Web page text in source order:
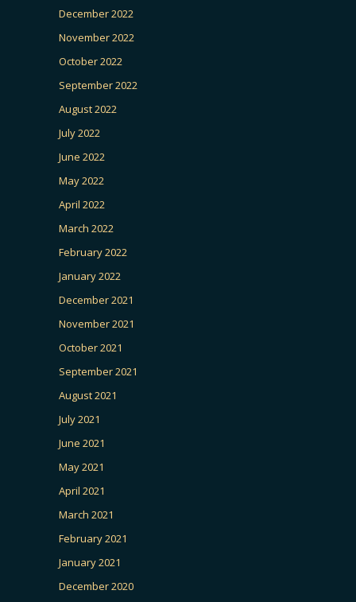
December 2022
November 2022
October 2022
September 2022
August 2022
July 2022
June 2022
May 2022
April 2022
March 2022
February 2022
January 2022
December 2021
November 2021
October 2021
September 2021
August 2021
July 2021
June 2021
May 2021
April 2021
March 2021
February 2021
January 2021
December 2020